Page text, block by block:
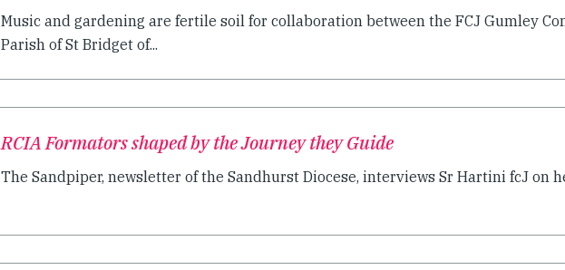
Music and gardening are fertile soil for collaboration between the FCJ Gumley
Parish of St Bridget of...
RCIA Formators shaped by the Journey they Guide
The Sandpiper, newsletter of the Sandhurst Diocese, interviews Sr Hartini fcJ on